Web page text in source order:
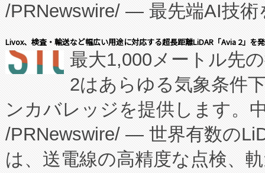
キー方式で拡張性が高く、持
す。FCCM‑を活用した現地生
患者にとっての費用負担を大
のアクセスを大幅に拡大する
Fully-Connected Continuous
プログラムには、施設設計・
に関する技術移転および知的
/PRNewswire/ — 最先端AI技術
会社エーアイ・アンド：本社
President原信平）と、エンタ
ードするVoltaiqは、日本にあ
ーエネルギー貯蔵システム（
た。 Voltaiq独自のAI搭載プラ
定、統合、導入、運用に至る
Livox、検査・輸送など幅広い用途に対応する超長距離LiDAR「Avia 2」を
最大1,000メートル先
2はあらゆる気象条件
ンカバレッジを提供します。
/PRNewswire/ — 世界有数の
は、送電線の高精度な点検、